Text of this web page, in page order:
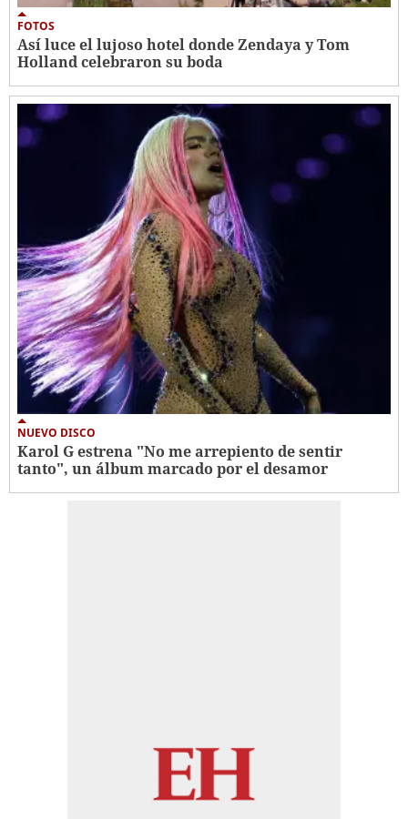
FOTOS
Así luce el lujoso hotel donde Zendaya y Tom
Holland celebraron su boda
NUEVO DISCO
Karol G estrena "No me arrepiento de sentir
tanto", un álbum marcado por el desamor